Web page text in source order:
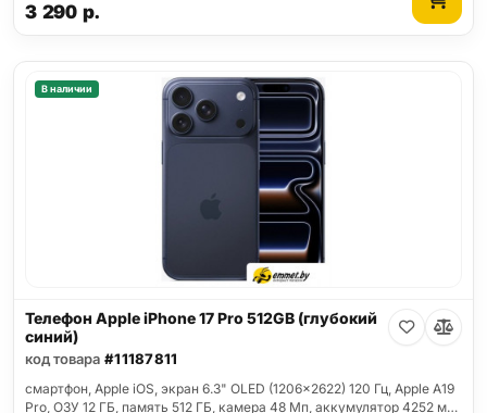
3 290 р.
В наличии
Телефон Apple iPhone 17 Pro 512GB (глубокий
синий)
код товара #11187811
смартфон, Apple iOS, экран 6.3" OLED (1206x2622) 120 Гц, Apple A19
Pro, ОЗУ 12 ГБ, память 512 ГБ, камера 48 Мп, аккумулятор 4252 м…